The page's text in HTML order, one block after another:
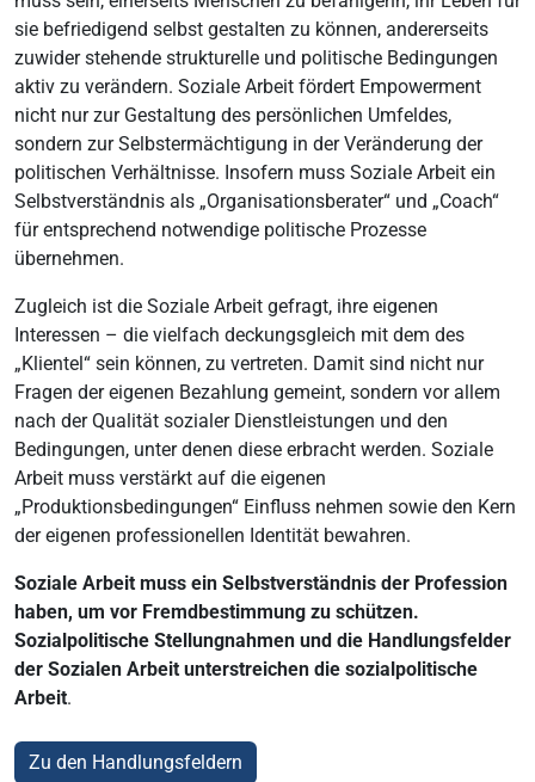
sie befriedigend selbst gestalten zu können, andererseits
zuwider stehende strukturelle und politische Bedingungen
aktiv zu verändern. Soziale Arbeit fördert Empowerment
nicht nur zur Gestaltung des persönlichen Umfeldes,
sondern zur Selbstermächtigung in der Veränderung der
politischen Verhältnisse. Insofern muss Soziale Arbeit ein
Selbstverständnis als „Organisationsberater“ und „Coach“
für entsprechend notwendige politische Prozesse
übernehmen.
Zugleich ist die Soziale Arbeit gefragt, ihre eigenen
Interessen – die vielfach deckungsgleich mit dem des
„Klientel“ sein können, zu vertreten. Damit sind nicht nur
Fragen der eigenen Bezahlung gemeint, sondern vor allem
nach der Qualität sozialer Dienstleistungen und den
Bedingungen, unter denen diese erbracht werden. Soziale
Arbeit muss verstärkt auf die eigenen
„Produktionsbedingungen“ Einfluss nehmen sowie den Kern
der eigenen professionellen Identität bewahren.
Soziale Arbeit muss ein Selbstverständnis der Profession
haben, um vor Fremdbestimmung zu schützen.
Sozialpolitische Stellungnahmen und die Handlungsfelder
der Sozialen Arbeit unterstreichen die sozialpolitische
Arbeit.
Zu den Handlungsfeldern